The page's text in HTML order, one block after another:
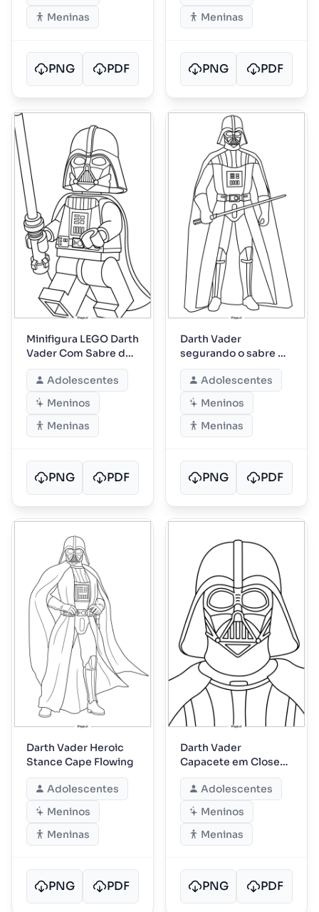
Meninas
PNG PDF
Meninas
PNG PDF
Minifigura LEGO Darth
Vader Com Sabre de
Luz
Adolescentes
Meninos
Meninas
PNG PDF
Darth Vader
segurando o sabre de
frente
Adolescentes
Meninos
Meninas
PNG PDF
Darth Vader Heroic
Stance Cape Flowing
Adolescentes
Meninos
Meninas
PNG PDF
Darth Vader
Capacete em Close-
up
Adolescentes
Meninos
Meninas
PNG PDF